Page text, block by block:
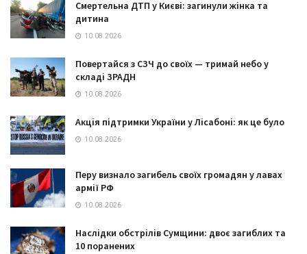
Смертельна ДТП у Києві: загинули жінка та
дитина
10.08.2026
Повертайся з СЗЧ до своїх — тримай небо у
складі ЗРАДН
10.08.2026
Акція підтримки України у Лісабоні: як це було
10.08.2026
Перу визнало загибель своїх громадян у лавах
армії РФ
10.08.2026
Наслідки обстрілів Сумщини: двоє загиблих та
10 поранених